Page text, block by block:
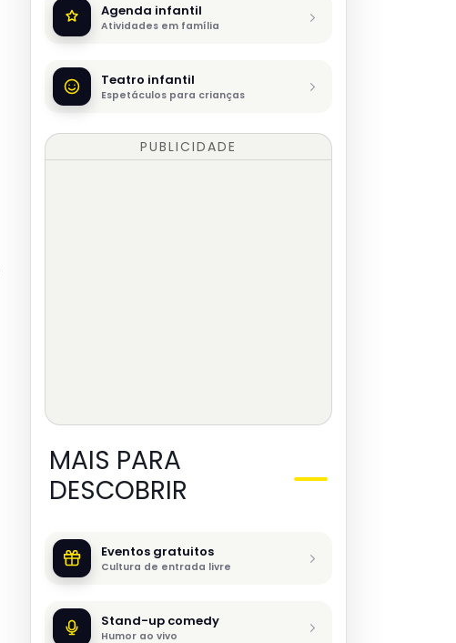
Agenda infantil
Atividades em família
Teatro infantil
Espetáculos para crianças
PUBLICIDADE
MAIS PARA
DESCOBRIR
Eventos gratuitos
Cultura de entrada livre
Stand-up comedy
Humor ao vivo